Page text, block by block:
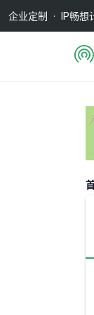
企业定制 · IP畅想